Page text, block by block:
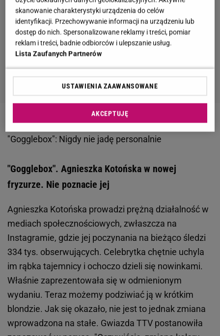
Zobacz wideoSylwia Bomba tłumaczy hejt w
"Gogglebox": Nigdy nie jadę personalnie
"Gogglebox". Agnieszka Kotońska w nowej
fryzurze. Nie poznacie jej
Agnieszka Kotońska prowadzi prężną działalność w
mediach społecznościowych, zwłaszcza na
Instagramie, gdzie jej poczynania na bieżąco śledzi
334 tys. obserwujących. Celebrytka chętnie uchyla
im rąbka tajemnicy i ochoczo dzieli się nowinkami.
Właśnie zaprezentowała się w odmienionym
wydaniu. Teraz możemy podziwiać ją w krótkim
blondzie. Jak się okazało, nie jest to jednak zmiana
wprowadzona na stałe. Gwiazda TTV postanowiła
skanowanie charakterystyki urządzenia do celów
identyfikacji. Przechowywanie informacji na urządzeniu lub
dostęp do nich. Spersonalizowane reklamy i treści, pomiar
reklam i treści, badnie odbiorców i ulepszanie usług.
Lista Zaufanych Partnerów
USTAWIENIA ZAAWANSOWANE
AKCEPTUJĘ